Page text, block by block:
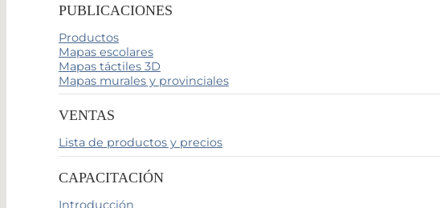
PUBLICACIONES
Productos
Mapas escolares
Mapas táctiles 3D
Mapas murales y provinciales
VENTAS
Lista de productos y precios
CAPACITACIÓN
Introducción